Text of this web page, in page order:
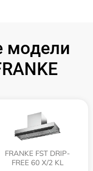
модели
FRANKE FST DRIP-
FREE 60 X/2 KL